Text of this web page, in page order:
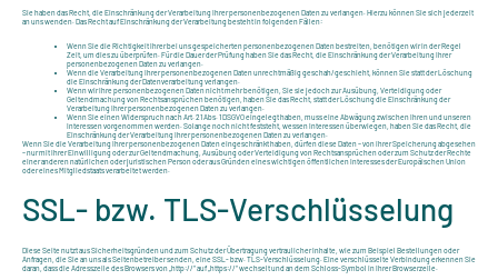
Sie haben das Recht, die Einschränkung der Verarbeitung Ihrer personenbezogenen Daten zu verlangen. Hierzu können Sie sich jederzeit
an uns wenden. Das Recht auf Einschränkung der Verarbeitung besteht in folgenden Fällen:
Wenn Sie die Richtigkeit Ihrer bei uns gespeicherten personenbezogenen Daten bestreiten, benötigen wir in der Regel
Zeit, um dies zu überprüfen. Für die Dauer der Prüfung haben Sie das Recht, die Einschränkung der Verarbeitung Ihrer
personenbezogenen Daten zu verlangen.
Wenn die Verarbeitung Ihrer personenbezogenen Daten unrechtmäßig geschah/geschieht, können Sie statt der Löschung
die Einschränkung der Datenverarbeitung verlangen.
Wenn wir Ihre personenbezogenen Daten nicht mehr benötigen, Sie sie jedoch zur Ausübung, Verteidigung oder
Geltendmachung von Rechtsansprüchen benötigen, haben Sie das Recht, statt der Löschung die Einschränkung der
Verarbeitung Ihrer personenbezogenen Daten zu verlangen.
Wenn Sie einen Widerspruch nach Art. 21 Abs. 1 DSGVO eingelegt haben, muss eine Abwägung zwischen Ihren und unseren
Interessen vorgenommen werden. Solange noch nicht feststeht, wessen Interessen überwiegen, haben Sie das Recht, die
Einschränkung der Verarbeitung Ihrer personenbezogenen Daten zu verlangen.
Wenn Sie die Verarbeitung Ihrer personenbezogenen Daten eingeschränkt haben, dürfen diese Daten – von ihrer Speicherung abgesehen
– nur mit Ihrer Einwilligung oder zur Geltendmachung, Ausübung oder Verteidigung von Rechtsansprüchen oder zum Schutz der Rechte
einer anderen natürlichen oder juristischen Person oder aus Gründen eines wichtigen öffentlichen Interesses der Europäischen Union
oder eines Mitgliedstaats verarbeitet werden.
SSL- bzw. TLS-Verschlüsselung
Diese Seite nutzt aus Sicherheitsgründen und zum Schutz der Übertragung vertraulicher Inhalte, wie zum Beispiel Bestellungen oder
Anfragen, die Sie an uns als Seitenbetreiber senden, eine SSL- bzw. TLS-Verschlüsselung. Eine verschlüsselte Verbindung erkennen Sie
daran, dass die Adresszeile des Browsers von „http://“ auf „https://“ wechselt und an dem Schloss-Symbol in Ihrer Browserzeile.